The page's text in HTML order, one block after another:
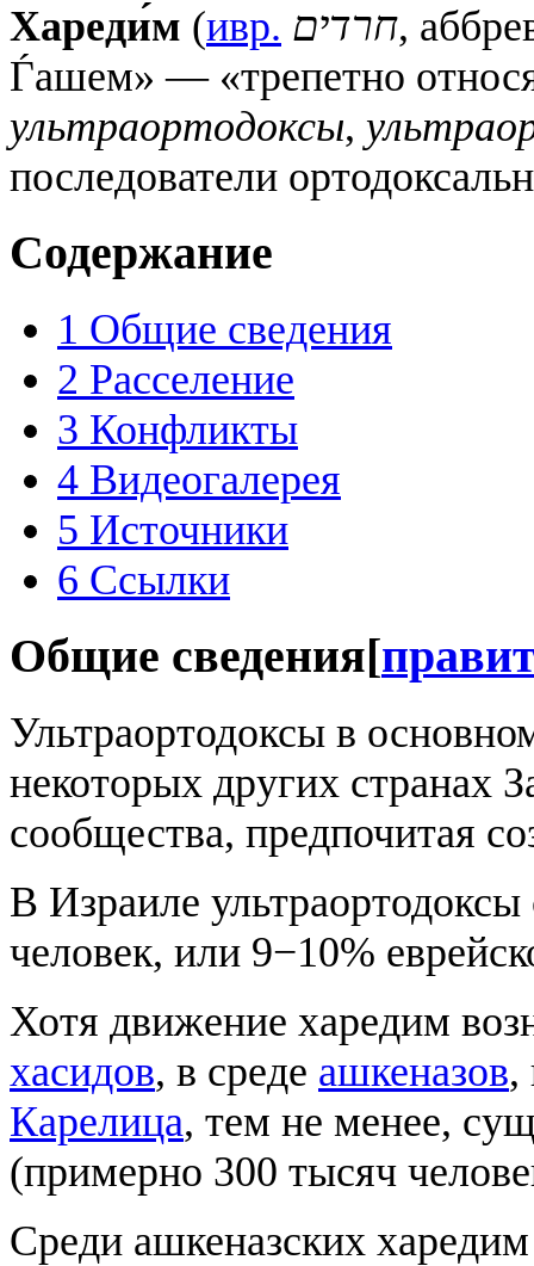
Хареди́м (ивр. חרדים,
Ѓашем» — «трепетно
ультраортодоксы,
последователи
Содержание
1 Общие сведения
2 Расселение
3 Конфликты
4 Видеогалерея
5 Источники
6 Ссылки
Общие сведения[
Ультраортодоксы в
некоторых других странах
сообщества, предпочитая
В Израиле
человек, или 9−10%
Хотя движение харедим
хасидов, в среде ашкеназов,
Карелица, тем не менее,
(примерно 300 тысяч
Среди ашкеназских